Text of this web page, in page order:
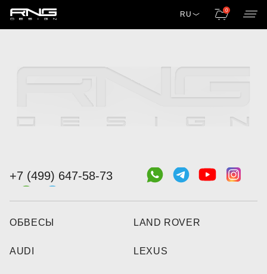
RU 0
+7 (499) 647-58-73
ОБВЕСЫ
AUDI
LAND ROVER
LEXUS